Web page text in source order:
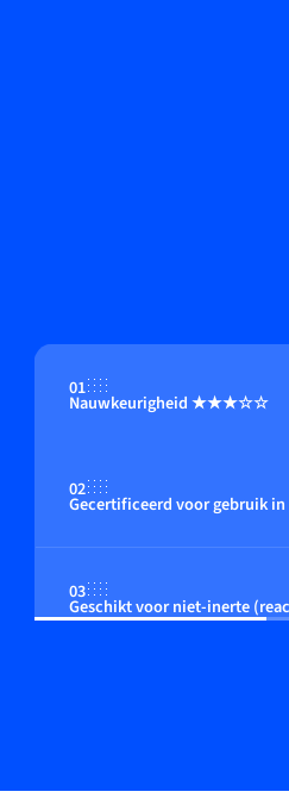
01
Nauwkeurigheid ★★★☆☆
02
Gecertificeerd voor gebruik
03
Geschikt voor niet-inerte